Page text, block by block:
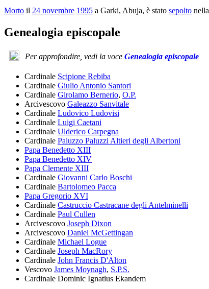
Morto il 24 novembre 1995 a Garki, Abuja, è stato sepolto nella
Genealogia episcopale
Per approfondire, vedi la voce Genealogia episcopale
Cardinale Scipione Rebiba
Cardinale Giulio Antonio Santori
Cardinale Girolamo Bernerio, O.P.
Arcivescovo Galeazzo Sanvitale
Cardinale Ludovico Ludovisi
Cardinale Luigi Caetani
Cardinale Ulderico Carpegna
Cardinale Paluzzo Paluzzi Altieri degli Albertoni
Papa Benedetto XIII
Papa Benedetto XIV
Papa Clemente XIII
Cardinale Giovanni Carlo Boschi
Cardinale Bartolomeo Pacca
Papa Gregorio XVI
Cardinale Castruccio Castracane degli Antelminelli
Cardinale Paul Cullen
Arcivescovo Joseph Dixon
Arcivescovo Daniel McGettingan
Cardinale Michael Logue
Cardinale Joseph MacRory
Cardinale John Francis D'Alton
Vescovo James Moynagh, S.P.S.
Cardinale Dominic Ignatius Ekandem